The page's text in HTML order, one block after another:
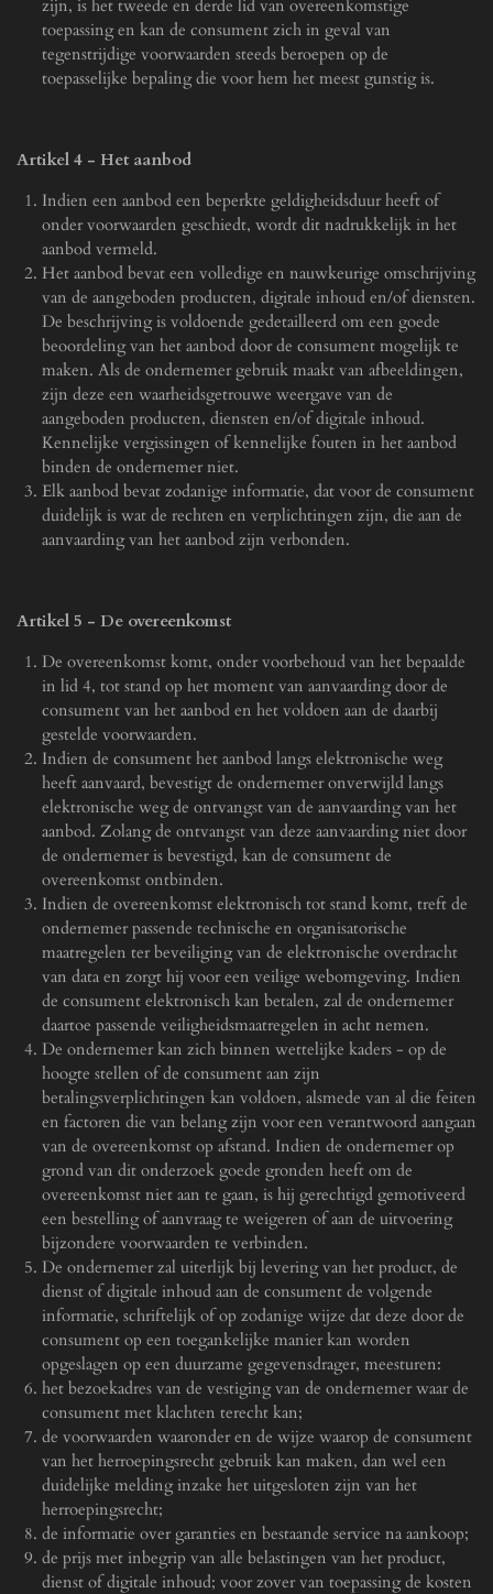
zijn, is het tweede en derde lid van overeenkomstige
toepassing en kan de consument zich in geval van
tegenstrijdige voorwaarden steeds beroepen op de
toepasselijke bepaling die voor hem het meest gunstig is.
Artikel 4 - Het aanbod
Indien een aanbod een beperkte geldigheidsduur heeft of
onder voorwaarden geschiedt, wordt dit nadrukkelijk in het
aanbod vermeld.
Het aanbod bevat een volledige en nauwkeurige omschrijving
van de aangeboden producten, digitale inhoud en/of diensten.
De beschrijving is voldoende gedetailleerd om een goede
beoordeling van het aanbod door de consument mogelijk te
maken. Als de ondernemer gebruik maakt van afbeeldingen,
zijn deze een waarheidsgetrouwe weergave van de
aangeboden producten, diensten en/of digitale inhoud.
Kennelijke vergissingen of kennelijke fouten in het aanbod
binden de ondernemer niet.
Elk aanbod bevat zodanige informatie, dat voor de consument
duidelijk is wat de rechten en verplichtingen zijn, die aan de
aanvaarding van het aanbod zijn verbonden.
Artikel 5 - De overeenkomst
De overeenkomst komt, onder voorbehoud van het bepaalde
in lid 4, tot stand op het moment van aanvaarding door de
consument van het aanbod en het voldoen aan de daarbij
gestelde voorwaarden.
Indien de consument het aanbod langs elektronische weg
heeft aanvaard, bevestigt de ondernemer onverwijld langs
elektronische weg de ontvangst van de aanvaarding van het
aanbod. Zolang de ontvangst van deze aanvaarding niet door
de ondernemer is bevestigd, kan de consument de
overeenkomst ontbinden.
Indien de overeenkomst elektronisch tot stand komt, treft de
ondernemer passende technische en organisatorische
maatregelen ter beveiliging van de elektronische overdracht
van data en zorgt hij voor een veilige webomgeving. Indien
de consument elektronisch kan betalen, zal de ondernemer
daartoe passende veiligheidsmaatregelen in acht nemen.
De ondernemer kan zich binnen wettelijke kaders - op de
hoogte stellen of de consument aan zijn
betalingsverplichtingen kan voldoen, alsmede van al die feiten
en factoren die van belang zijn voor een verantwoord aangaan
van de overeenkomst op afstand. Indien de ondernemer op
grond van dit onderzoek goede gronden heeft om de
overeenkomst niet aan te gaan, is hij gerechtigd gemotiveerd
een bestelling of aanvraag te weigeren of aan de uitvoering
bijzondere voorwaarden te verbinden.
De ondernemer zal uiterlijk bij levering van het product, de
dienst of digitale inhoud aan de consument de volgende
informatie, schriftelijk of op zodanige wijze dat deze door de
consument op een toegankelijke manier kan worden
opgeslagen op een duurzame gegevensdrager, meesturen:
het bezoekadres van de vestiging van de ondernemer waar de
consument met klachten terecht kan;
de voorwaarden waaronder en de wijze waarop de consument
van het herroepingsrecht gebruik kan maken, dan wel een
duidelijke melding inzake het uitgesloten zijn van het
herroepingsrecht;
de informatie over garanties en bestaande service na aankoop;
de prijs met inbegrip van alle belastingen van het product,
dienst of digitale inhoud; voor zover van toepassing de kosten